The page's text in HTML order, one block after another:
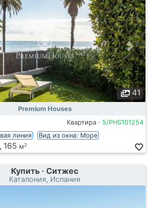
41
Premium Houses
Квартира · 5/PHS101254
линия Вид из окна: Море
165 м2
Купить · Ситжес
Каталония, Испания